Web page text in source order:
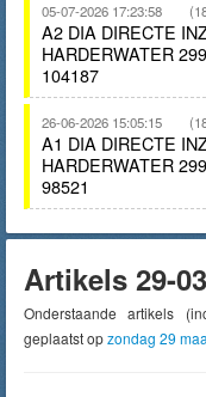
05-07-2026 17:23:58
A2 DIA DIRECTE
HARDERWATER
104187
26-06-2026 15:05:15
A1 DIA DIRECTE
HARDERWATER
98521
Artikels 29-
Onderstaande artikels
geplaatst opzondag 29